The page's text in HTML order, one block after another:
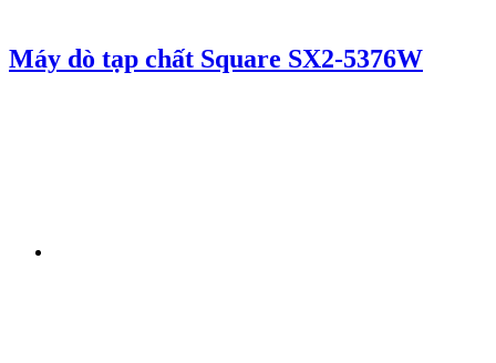
Máy dò tạp chất Square SX2-5376W